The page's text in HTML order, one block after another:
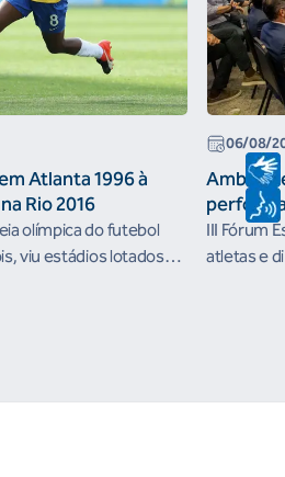
Atlanta 1996 à
Rio 2016
olímpica do futebol
viu estádios lotados
06/08/
III Fórum
atletas e